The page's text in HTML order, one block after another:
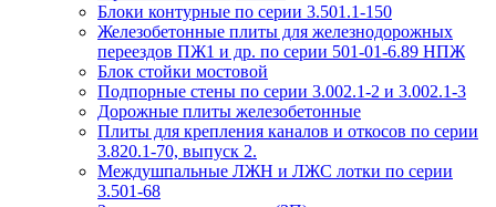
Блоки контурные по серии 3.501.1-150
Железобетонные плиты для железнодорожных
переездов ПЖ1 и др. по серии 501-01-6.89 НПЖ
Блок стойки мостовой
Подпорные стены по серии 3.002.1-2 и 3.002.1-3
Дорожные плиты железобетонные
Плиты для крепления каналов и откосов по серии
3.820.1-70, выпуск 2.
Междушпальные ЛЖН и ЛЖС лотки по серии
3.501-68